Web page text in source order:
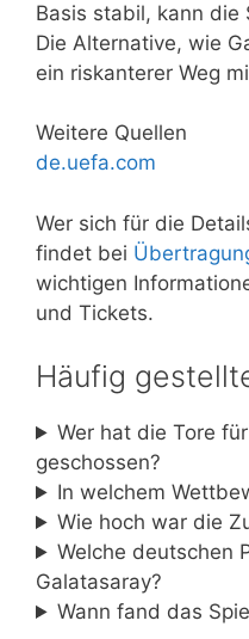
Basis stabil, kann die
Die Alternative, wie
ein riskanterer Weg
Weitere Quellen
de.uefa.com
Wer sich für die
findet bei
wichtigen
und Tickets.
Häufig
Wer hat die Tore
geschossen?
In welchem
Wie hoch war die
Welche deutschen
Galatasaray?
Wann fand das